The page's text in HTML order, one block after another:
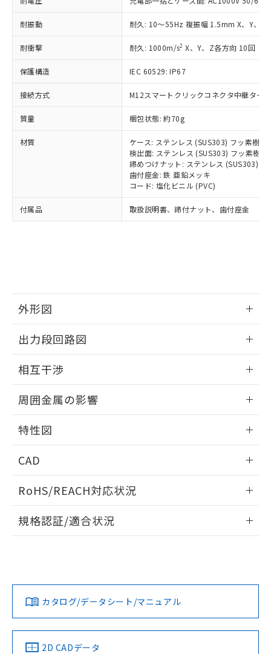
耐振動 耐久: 10～55Hz 複振幅 1.5mm X、Y、Z
耐衝撃 耐久: 1000m/s2 X、Y、Z各方向 10回
保護構造 IEC 60529: IP67
接続方式 M12スマートクリックコネクタ中継タイ
質量 梱包状態: 約70g
材質
ケース: ステンレス (SUS303) フッ素樹脂
検出面: ステンレス (SUS303) フッ素樹脂
締めつけナット: ステンレス (SUS303) フ
歯付座金: 鉄 亜鉛メッキ
コード: 塩化ビニル (PVC)
付属品 取扱説明書、締付ナット、歯付座金
外形図
外形図
出力段回路図
出力段回路図
タイムチャート
相互干渉
相互干渉
A: 40mm以上、B: 35mm以上
周囲金属の影響
周囲金属の影響
L: 12mm以上、φd: 70mm以上、D: 12mm以上、m: 10mm
以上、n: 70mm以上
金属埋め込み
特性図
検出物体の大きさと材質による影響
CAD
ドすることができます。
ログイン/会員登録
ダウンロードデータをご利用いただく前に、以下を必ずお読
みください。
ソフトウェアの使用条件
RoHS/REACH対応状況
EU RoHS 注意事項・凡例
対応済み
中国 RoHS 注意事項・凡例
規格認証/適合状況
LR型式承認
（イギリス
船舶規格）
DNV型式承認
（ノルウェー
BV型式承認
（フランス
KR型式
（韓国
カタログ/データシート/マニュアル
2D CADデータ
タに基づき作成されるものであり、閲
覧された時点での実際の在庫および標
準価格とは異なる場合があることをご
了承ください。
様のお取引先、またはお客様担当のオ
ムロン制御機器販売店・当社販売員に
オムロン制御機器販売店や当社販売拠
販売ネットワーク
」をご確認
在庫状況および標準価格結果を当社の
事前の承諾なく第三者に漏洩または開
示しないようお願いします。
マイパーツ機能（部品リスト作成サー
ビス）をご利用いただくには、I-Web
引・商談に必要な範囲で利用すること
の共同利用に関して"
用者の範囲」に記載されている法人を
指します。
ミウム(Cd) 100ppm以下、
六価クロム(Cr(Ⅵ)) 1000ppm以下、ポリ臭化ビフェニル
類(PBB) 1000ppm以下、ポリ臭化ジフェニルエーテル類
(PBDE) 1000ppm以下、フタル酸ビス(2-エチルヘキシ
ル) (DEHP)(別名：DOP) 1000ppm以下、フタル酸ブチ
ルベンジル（BBP） 1000ppm以下、フタル酸ジブチル
（DBP） 1000ppm以下、フタル酸ジイソブチル
(DIBP) 1000ppm以下
但し、RoHS指令で産業用監視および制御機器に対する
フタル酸エステル類の４物質については閾値を超える意
部品在庫の切り替え状況などにより、予定
月が前後することがあります。
EU RoHS指令（10物質）の非含有証明書
51物質の非含有証明書（当社基準）
※本証明書は発行日時点で非含有を証明す
るもので、過去に遡って非含有を証明する
ものではありません。
また、RoHS指令のフタル酸エステル類４
荷製品に未対応品が混在することから備考
欄に対応日を記載しておりました。
既に当社にて対応品への在庫切替を完了
*中国RoHS10物質の基準値 (GB/T26572)：
Pb(鉛) :1000ppm、 Hg(水銀) : 1000ppm、 Cd(カドミウ
Cr(Ⅵ)(六価クロム) : 1000ppm、 PBBs(ポリ臭化ビフェ
ニル類) : 1000ppm、 PBDEs(ポリ臭化ジフェニルエーテ
DBP(フタル酸ジブチル) : 1000ppm、 DIBP(フタル酸ジ
イソブチル) : 1000ppm、 BBP(フタル酸ブチルベンジ
ル) : 1000ppm、
DEHP(フタル酸ビス(2-エチルヘキシル)) : 1000ppm
※2 環境保護使用期限
「ｅ」：有害物質（10物質）のすべてが基
準値以下であることを示します。
「10」：通常の使用状況下において有害物
質が外部に漏えいし、環境に深刻な影響を
及ぼさない年数を意味します。
「－」：未確認です。当社販売部門へお問
または国外への提供する場合は、日本
国政府の輸出許可(または役務取引許
可)を取得するなどの必要な手続きを
当社は規制貨物を破棄する場合は、完
全に破砕するなど、違法に輸出されな
いよう必要な手段を講じます。
当社は貴社製品を、核兵器、ミサイ
ル、化学兵器、生物兵器またはその他
武器並びにこれらの製造装置等に一切
使用いたしません。
当社は、貴社製品を第三者に販売する
場合は、上記1、2および3の内容を当
該第三者に通知します。また当社は、
販売先および販売に係わる関係者が違
法に輸出するおそれがある場合は、取
り引きをいたしません。
合意する キャンセル
一定数以上の在庫あり
一定数には満たないが在庫あり
在庫なし(最新の在庫状況につ
いては、お客様のお取引先、ま
たはお客様担当のオムロン制御
機器販売店・当社販売員にご確
認ください)
受注生産機種、また在庫状況の
情報を公開していない機種